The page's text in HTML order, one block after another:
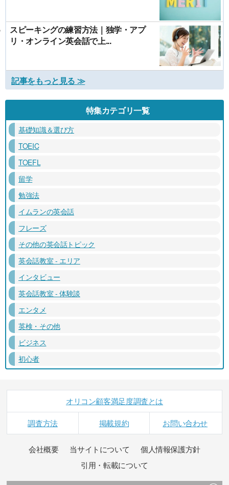
スピーキングの練習方法｜独学・アプ
リ・オンライン英会話で上...
記事をもっと見る ≫
特集カテゴリ一覧
基礎知識＆選び方
TOEIC
TOEFL
留学
勉強法
イムランの英会話
フレーズ
その他の英会話トピック
英会話教室 - エリア
インタビュー
英会話教室 - 体験談
エンタメ
英検・その他
ビジネス
初心者
オリコン顧客満足度調査とは
調査方法 掲載規約 お問い合わせ
会社概要 当サイトについて
個人情報保護方針
引用・転載について